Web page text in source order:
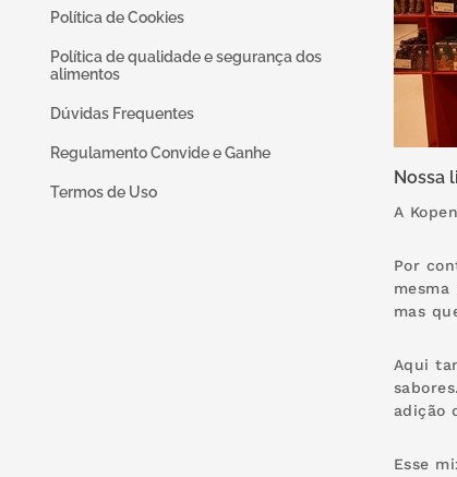
Política de Cookies
Política de qualidade e segurança dos
alimentos
Dúvidas Frequentes
Regulamento Convide e Ganhe
Termos de Uso
Nossa
A
Por
mas
Aqui
adição
Esse